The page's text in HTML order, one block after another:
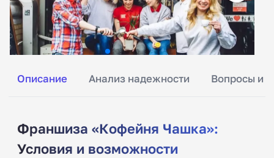
Описание Анализ надежности Вопросы и
Франшиза «Кофейня Чашка»:
Условия и возможности